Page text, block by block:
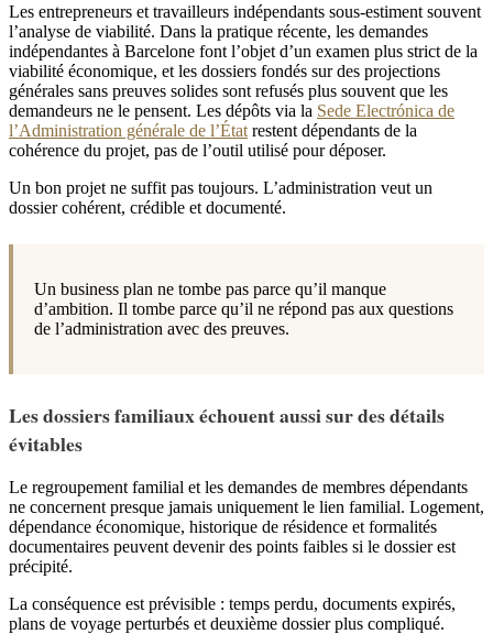
Les entrepreneurs et travailleurs indépendants sous-estiment souvent
l’analyse de viabilité. Dans la pratique récente, les demandes
indépendantes à Barcelone font l’objet d’un examen plus strict de la
viabilité économique, et les dossiers fondés sur des projections
générales sans preuves solides sont refusés plus souvent que les
demandeurs ne le pensent. Les dépôts via la Sede Electrónica de
l’Administration générale de l’État restent dépendants de la
cohérence du projet, pas de l’outil utilisé pour déposer.
Un bon projet ne suffit pas toujours. L’administration veut un
dossier cohérent, crédible et documenté.
Un business plan ne tombe pas parce qu’il manque
d’ambition. Il tombe parce qu’il ne répond pas aux questions
de l’administration avec des preuves.
Les dossiers familiaux échouent aussi sur des détails
évitables
Le regroupement familial et les demandes de membres dépendants
ne concernent presque jamais uniquement le lien familial. Logement,
dépendance économique, historique de résidence et formalités
documentaires peuvent devenir des points faibles si le dossier est
précipité.
La conséquence est prévisible : temps perdu, documents expirés,
plans de voyage perturbés et deuxième dossier plus compliqué.